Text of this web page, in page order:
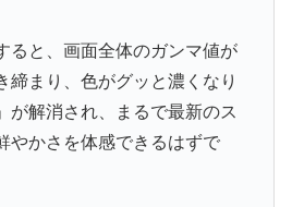
ると、画面全体のガンマ値が
締まり、色がグッと濃くなり
が解消され、まるで最新のス
やかさを体感できるはずで